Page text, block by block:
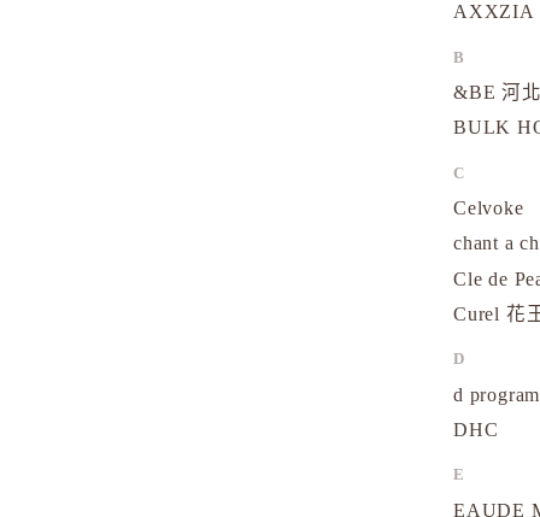
AXXZIA
B
&BE 河
BULK
C
Celvoke
chant a
Cle de
Curel 花
D
d
DHC
E
EAUDE